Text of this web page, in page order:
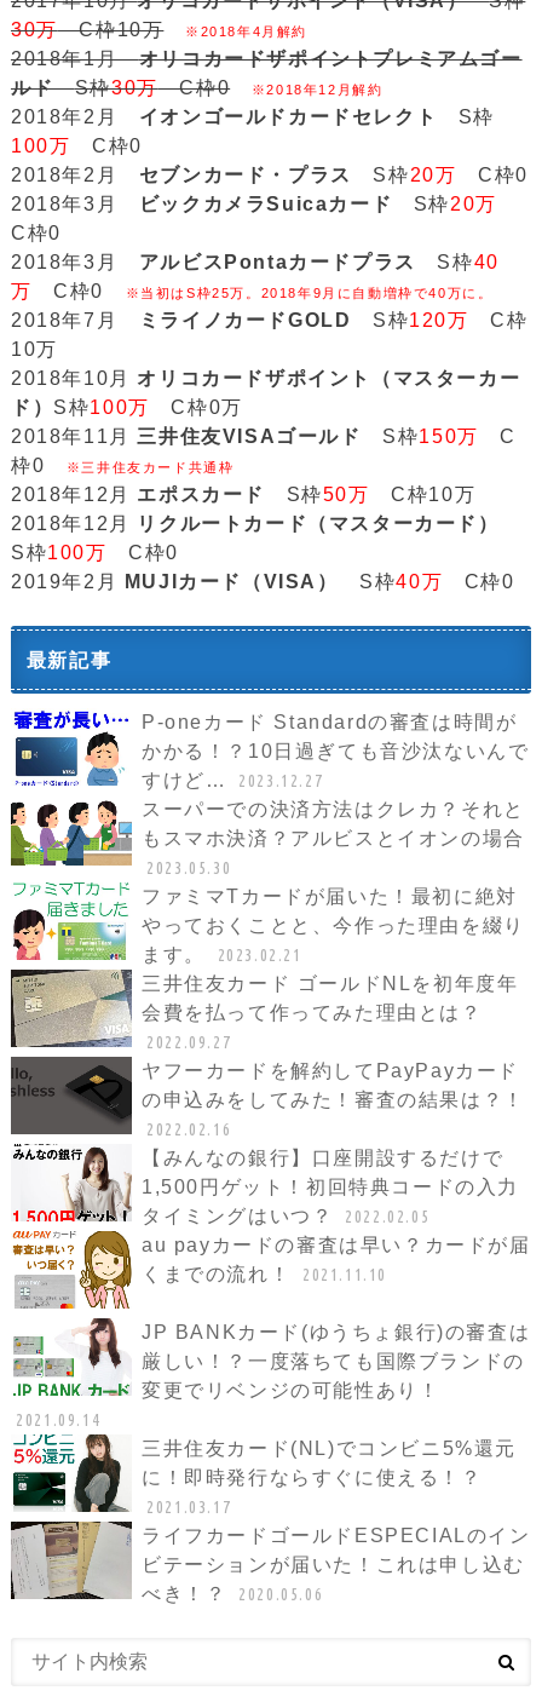
30万C枠10万 ※2018年4月解約
2018年1月オリコカードザポイントプレミアムゴー
ルドS枠30万C枠0 ※2018年12月解約
2018年2月 イオンゴールドカードセレクト
S枠
100万 C枠0
2018年2月 セブンカード・プラス S枠20万 C枠0
2018年3月
ビックカメラSuicaカード S枠20万
C枠0
2018年3月 アルビスPontaカードプラス S枠40
万 C枠0 ※当初はS枠25万。2018年9月に自動増枠で40万に。
2018年7月 ミライノカードGOLD S枠120万 C枠
10万
2018年10月 オリコカードザポイント（マスターカー
ド） S枠100万
C枠0万
2018年11月 三井住友VISAゴールド S枠150万
C
枠0
※三井住友カード共通枠
2018年12月 エポスカード S枠50万 C枠10万
2018年12月
リクルートカード（マスターカード）
S枠100万 C枠0
2019年2月
MUJIカード（VISA） S枠40万 C枠0
最新記事
P-oneカード Standardの審査は時間が
かかる！？10日過ぎても音沙汰ないんで
すけど…
2023.12.27
スーパーでの決済方法はクレカ？それと
もスマホ決済？アルビスとイオンの場合
2023.05.30
ファミマTカードが届いた！最初に絶対
やっておくことと、今作った理由を綴り
ます。
2023.02.21
三井住友カード ゴールドNLを初年度年
会費を払って作ってみた理由とは？
2022.09.27
ヤフーカードを解約してPayPayカード
の申込みをしてみた！審査の結果は？！
2022.02.16
【みんなの銀行】口座開設するだけで
1,500円ゲット！初回特典コードの入力
タイミングはいつ？
2022.02.05
au payカードの審査は早い？カードが届
くまでの流れ！
2021.11.10
JP BANKカード(ゆうちょ銀行)の審査は
厳しい！？一度落ちても国際ブランドの
変更でリベンジの可能性あり！
2021.09.14
三井住友カード(NL)でコンビニ5%還元
に！即時発行ならすぐに使える！？
2021.03.17
ライフカードゴールドESPECIALのイン
ビテーションが届いた！これは申し込む
べき！？
2020.05.06